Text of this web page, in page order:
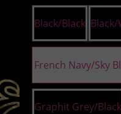
Black/Black
French Navy/Sky
Graphit Grey/Black